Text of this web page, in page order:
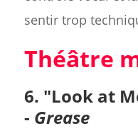
sentir trop
Théâtre
6. "Look at
- Grease